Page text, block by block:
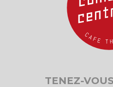
TENEZ-